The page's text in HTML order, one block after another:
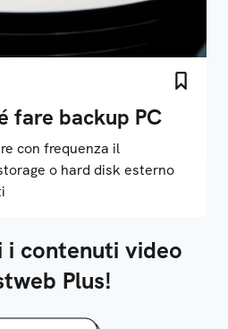
fare backup PC
con frequenza il
o hard disk esterno
contenuti video
Plus!